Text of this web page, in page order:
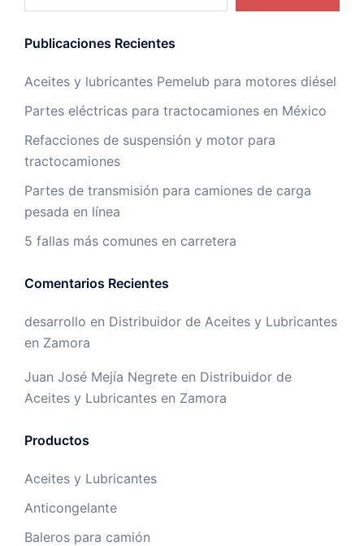
Publicaciones Recientes
Aceites y lubricantes Pemelub para motores diésel
Partes eléctricas para tractocamiones en México
Refacciones de suspensión y motor para
tractocamiones
Partes de transmisión para camiones de carga
pesada en línea
5 fallas más comunes en carretera
Comentarios Recientes
desarrollo en Distribuidor de Aceites y Lubricantes
en Zamora
Juan José Mejía Negrete en Distribuidor de
Aceites y Lubricantes en Zamora
Productos
Aceites y Lubricantes
Anticongelante
Baleros para camión